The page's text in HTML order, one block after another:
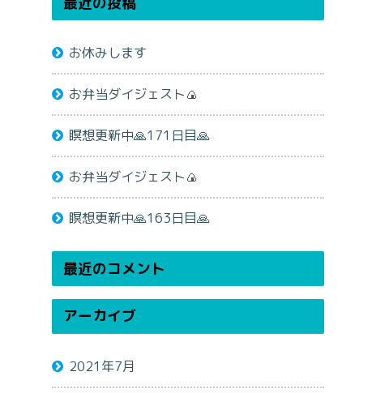
お休みします
お弁当ダイジェスト🍙
瞑想更新中🙏171日目🙏
お弁当ダイジェスト🍙
瞑想更新中🙏163日目🙏
最近のコメント
アーカイブ
2021年7月